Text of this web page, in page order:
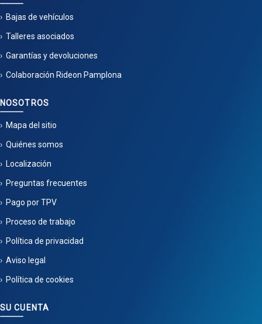
Bajas de vehículos
Talleres asociados
Garantías y devoluciones
Colaboración Rideon Pamplona
NOSOTROS
Mapa del sitio
Quiénes somos
Localización
Preguntas frecuentes
Pago por TPV
Proceso de trabajo
Política de privacidad
Aviso legal
Política de cookies
SU CUENTA